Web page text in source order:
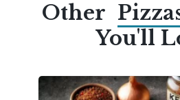
Other
You'll